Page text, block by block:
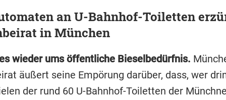
an U-Bahnhof-Toiletten
in München
wieder ums öffentliche Bieselbedürfnis.
äußert seine Empörung darüber, dass, wer
der rund 60 U-Bahnhof-Toiletten der